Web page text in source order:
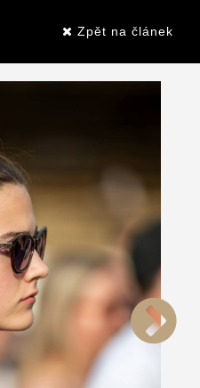
Zpět na článek